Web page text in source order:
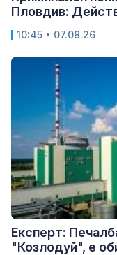
Пловдив:
10:45 • 07.08.26
Експерт:
"Козлодуй", е